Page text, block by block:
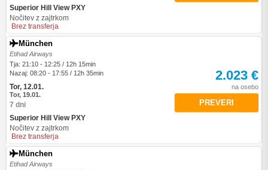
Superior Hill View PXY
Nočitev z zajtrkom
Brez transferja
München
Etihad Airways
Tja: 21:10 - 12:25 / 12h 15min
Nazaj: 08:20 - 17:55 / 12h 35min
Tor, 12.01.
Tor, 19.01.
7 dni
Superior Hill View PXY
Nočitev z zajtrkom
Brez transferja
2.023 €
na osebo
PREVERI
München
Etihad Airways